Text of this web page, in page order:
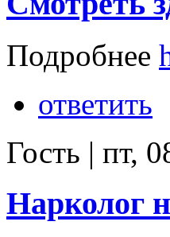
Подробнее
ответить
Гость | пт,
Нарколог